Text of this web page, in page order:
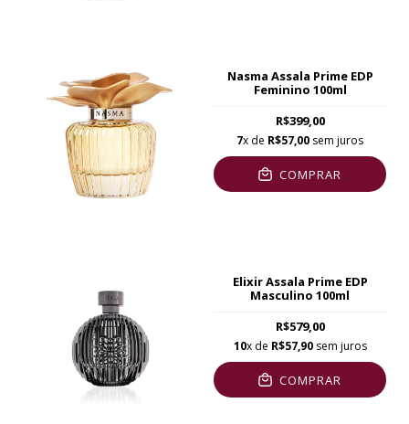
Nasma Assala Prime EDP
Feminino 100ml
R$399,00
7x de R$57,00 sem juros
COMPRAR
Elixir Assala Prime EDP
Masculino 100ml
R$579,00
10x de R$57,90sem juros
COMPRAR